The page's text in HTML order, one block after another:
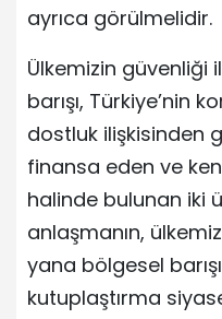
ayrıca görülmelidir.
Ülkemizin güvenliği
barışı, Türkiye’nin
dostluk ilişkisinden
finansa eden ve
halinde bulunan iki
anlaşmanın,
yana bölgesel
kutuplaştırma